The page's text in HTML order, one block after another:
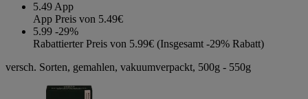
5.49 App
App Preis von 5.49€
5.99 -29%
Rabattierter Preis von 5.99€ (Insgesamt -29% Rabatt)
versch. Sorten, gemahlen, vakuumverpackt, 500g - 550g